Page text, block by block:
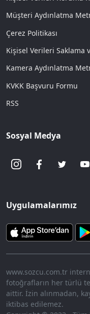
Müşteri Aydınlatma
Çerez Politikası
Kişisel Verileri Saklama
Kamera Aydınlatma
KVKK Başvuru Formu
RSS
Sosyal Medya
Uygulamalarımız
www.sozcu.com.tr
fotoğrafların her türlü
aittir. İzin alınmadan,
iktibas edilemez.